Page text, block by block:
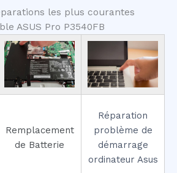
les plus courantes
ASUS Pro P3540FB
Remplacement
de Batterie
Réparation
problème de
démarrage
ordinateur Asus